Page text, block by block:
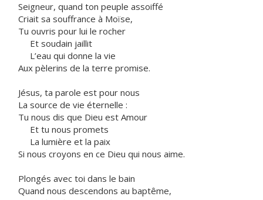
Seigneur, quand ton peuple assoiffé
Criait sa souffrance à Moïse,
Tu ouvris pour lui le rocher
Et soudain jaillit
L’eau qui donne la vie
Aux pèlerins de la terre promise.
Jésus, ta parole est pour nous
La source de vie éternelle :
Tu nous dis que Dieu est Amour
Et tu nous promets
La lumière et la paix
Si nous croyons en ce Dieu qui nous aime.
Plongés avec toi dans le bain
Quand nous descendons au baptême,